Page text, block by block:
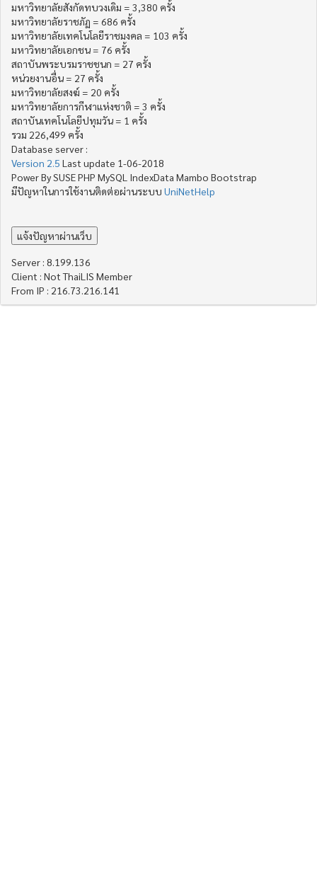
มหาวิทยาลัยสังกัดทบวงเดิม = 3,380 ครั้ง
มหาวิทยาลัยราชภัฏ = 686 ครั้ง
มหาวิทยาลัยเทคโนโลยีราชมงคล = 103 ครั้ง
มหาวิทยาลัยเอกชน = 76 ครั้ง
สถาบันพระบรมราชชนก = 27 ครั้ง
หน่วยงานอื่น = 27 ครั้ง
มหาวิทยาลัยสงฆ์ = 20 ครั้ง
มหาวิทยาลัยการกีฬาแห่งชาติ = 3 ครั้ง
สถาบันเทคโนโลยีปทุมวัน = 1 ครั้ง
รวม 226,499 ครั้ง
Database server :
Version 2.5 Last update 1-06-2018
Power By SUSE PHP MySQL IndexData Mambo Bootstrap
มีปัญหาในการใช้งานติดต่อผ่านระบบ UniNetHelp
Server : 8.199.136
Client : Not ThaiLIS Member
From IP : 216.73.216.141